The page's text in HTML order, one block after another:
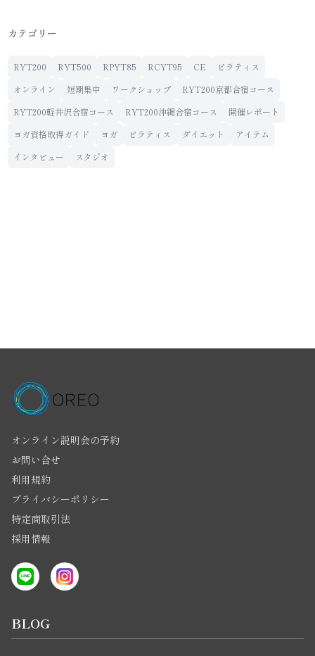
カテゴリー
RYT200 RYT500 RPYT85 RCYT95 CE
ピラティス
オンライン
短期集中 ワークショップ
RYT200京都合宿コース
RYT200軽井沢合宿コース
RYT200沖縄合宿コース
開催レポート
ヨガ資格取得ガイド
ヨガ ピラティス ダイエット
アイテム
インタビュー
スタジオ
オンライン説明会の予約
お問い合せ
利用規約
プライバシーポリシー
特定商取引法
採用情報
BLOG